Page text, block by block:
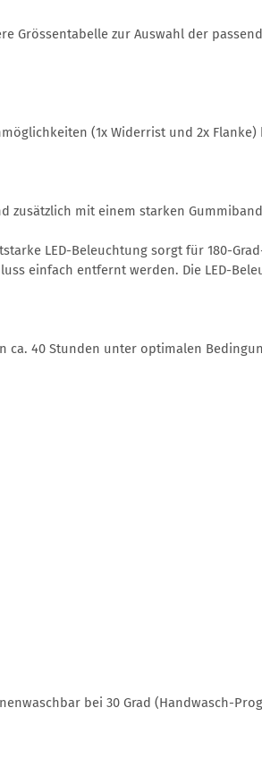
Grössentabelle zur Auswahl der
(1x Widerrist und 2x
mit einem starken
LED-Beleuchtung sorgt für 180-
einfach entfernt werden. Die LED-
40 Stunden unter optimalen
bei 30 Grad (Handwasch-